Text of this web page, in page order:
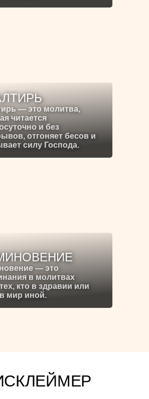
— это молитва,
читается
и без
отгоняет бесов и
силу Господа.
— это
в молитвах
кто в здравии или
мир иной.